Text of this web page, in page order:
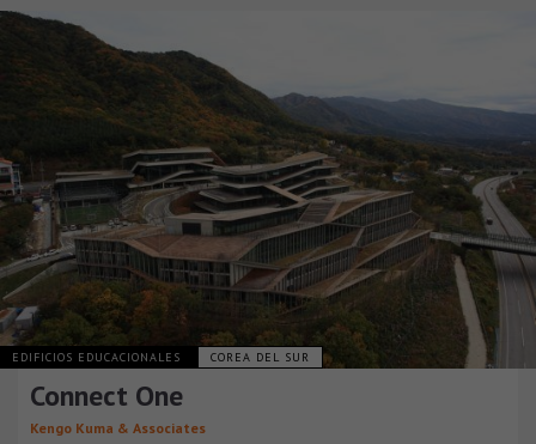
EDIFICIOS EDUCACIONALES COREA DEL SUR
Connect One
Kengo Kuma & Associates